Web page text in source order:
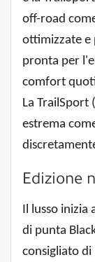
off-road
ottimizzate e
pronta per
comfort
La
estrema
Edizione
Il lusso
di punta
consigliato